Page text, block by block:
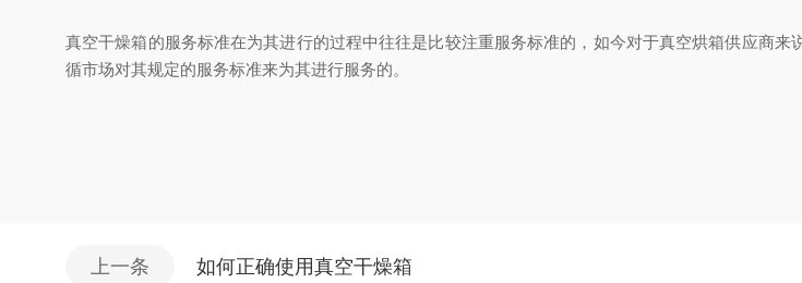
真空干燥箱的服务标准在为其进行的过程中往往是比较注重服务标准的，如今对于真空烘箱供应商
循市场对其规定的服务标准来为其进行服务的。
上一条 如何正确使用真空干燥箱